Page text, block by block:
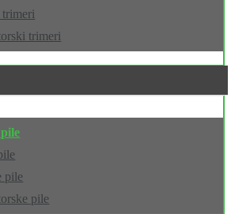
trimeri
pile
pile